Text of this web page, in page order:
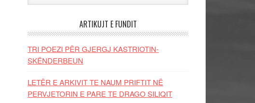
ARTIKUJT E FUNDIT
TRI POEZI PËR GJERGJ KASTRIOTIN-
SKËNDERBEUN
LETËR E ARKIVIT TE NAUM PRIFTIT NË
PERVJETORIN E PARE TE DRAGO SILIQIT